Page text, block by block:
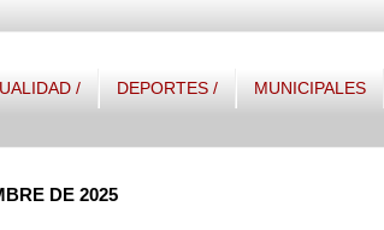
/ DEPORTES / MUNICIPALES
DE 2025